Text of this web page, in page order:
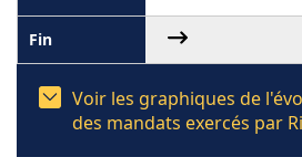
Voir les graphiques de
des mandats exercés par